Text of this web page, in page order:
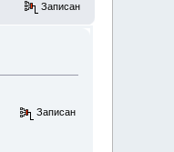
Записан
Записан